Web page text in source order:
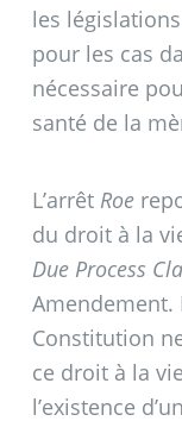
les
pour les cas
nécessaire
santé de la
L’arrêt Roe
du droit à la
Due Process
Amendement.
Constitution
ce droit à la
l’existence